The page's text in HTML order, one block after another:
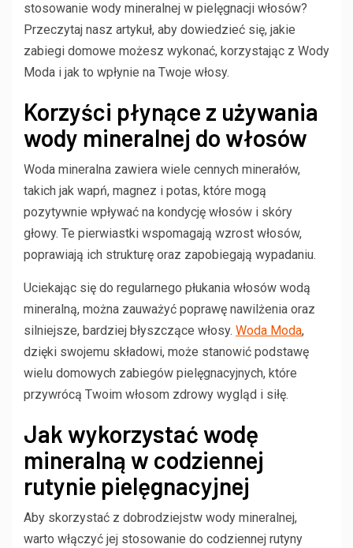
stosowanie wody mineralnej w pielęgnacji włosów?
Przeczytaj nasz artykuł, aby dowiedzieć się, jakie
zabiegi domowe możesz wykonać, korzystając z Wody
Moda i jak to wpłynie na Twoje włosy.
Korzyści płynące z używania
wody mineralnej do włosów
Woda mineralna zawiera wiele cennych minerałów,
takich jak wapń, magnez i potas, które mogą
pozytywnie wpływać na kondycję włosów i skóry
głowy. Te pierwiastki wspomagają wzrost włosów,
poprawiają ich strukturę oraz zapobiegają wypadaniu.
Uciekając się do regularnego płukania włosów wodą
mineralną, można zauważyć poprawę nawilżenia oraz
silniejsze, bardziej błyszczące włosy. Woda Moda,
dzięki swojemu składowi, może stanowić podstawę
wielu domowych zabiegów pielęgnacyjnych, które
przywrócą Twoim włosom zdrowy wygląd i siłę.
Jak wykorzystać wodę
mineralną w codziennej
rutynie pielęgnacyjnej
Aby skorzystać z dobrodziejstw wody mineralnej,
warto włączyć jej stosowanie do codziennej rutyny